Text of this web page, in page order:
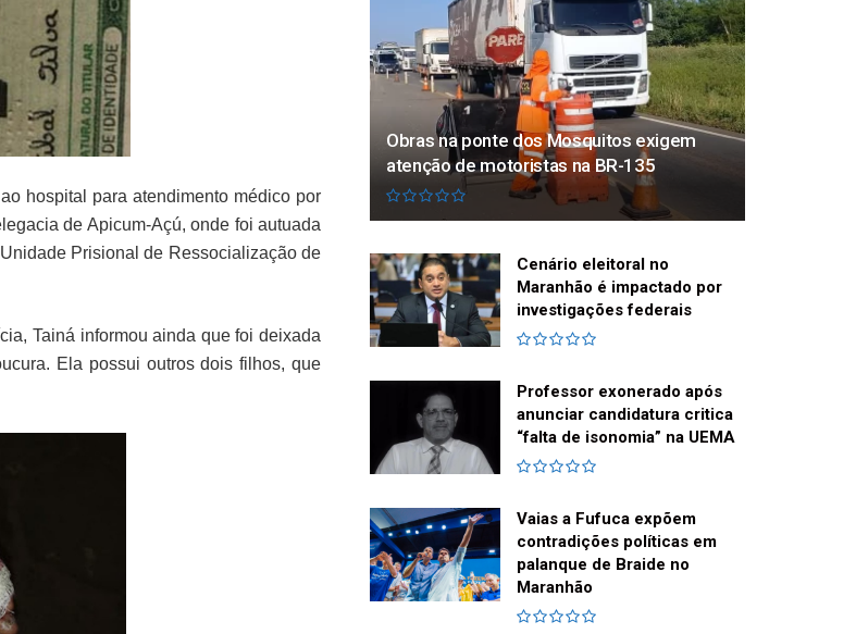
hospital para atendimento médico por
de Apicum-Açú, onde foi autuada
Prisional de Ressocialização de
Tainá informou ainda que foi deixada
Ela possui outros dois filhos, que
Obras na ponte dos Mosquitos exigem
atenção de motoristas na BR-135
Cenário eleitoral no
Maranhão é impactado por
investigações federais
Professor exonerado após
anunciar candidatura critica
“falta de isonomia” na UEMA
Vaias a Fufuca expõem
contradições políticas em
palanque de Braide no
Maranhão